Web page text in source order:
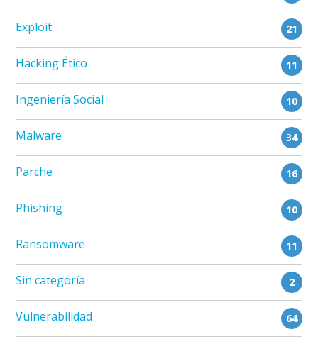
Exploit 21
Hacking Ético 11
Ingeniería Social 10
Malware 34
Parche 16
Phishing 10
Ransomware 11
Sin categoría 2
Vulnerabilidad 64